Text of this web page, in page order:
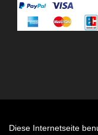
Diese Internetseite